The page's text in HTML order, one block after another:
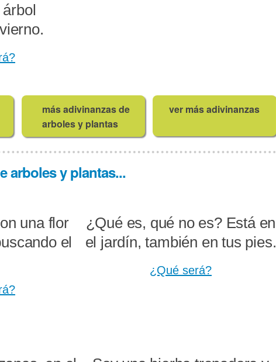
más adivinanzas de
arboles y plantas
ver más adivinanzas
arboles y plantas...
una flor
el
¿Qué es, qué no es? Está en
el jardín, también en tus pies.
¿Qué será?